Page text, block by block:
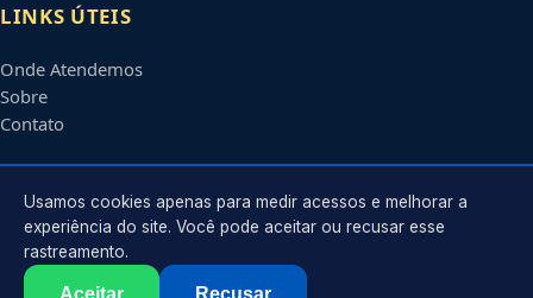
LINKS ÚTEIS
Onde Atendemos
Sobre
Contato
CONTATO
Atendimento em
contato@encanadoremsaoluis.com.br
Usamos cookies apenas para medir acessos e melhorar a
experiência do site. Você pode aceitar ou recusar esse
rastreamento.
Aceitar Recusar